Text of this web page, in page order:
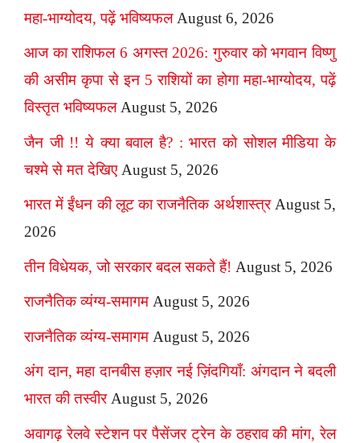
महा-भाग्योदय, पढ़ें भविष्यफल August 6, 2026
आज का राशिफल 6 अगस्त 2026: गुरुवार को भगवान विष्णु
की असीम कृपा से इन 5 राशियों का होगा महा-भाग्योदय, पढ़ें
विस्तृत भविष्यफल August 5, 2026
जैन जी !! ये क्या बवाल है? : भारत को सोशल मीडिया के
चश्मे से मत देखिए August 5, 2026
भारत में ईंधन की लूट का राजनैतिक अर्थशास्त्र August 5,
2026
तीन विधेयक, जो सरकार बदल सकते हैं! August 5, 2026
राजनैतिक व्यंग्य-समागम August 5, 2026
राजनैतिक व्यंग्य-समागम August 5, 2026
अंग दान, महा दानबीस हज़ार नई ज़िंदगियाँ: अंगदान ने बदली
भारत की तस्वीर August 5, 2026
अवागढ़ रेलवे स्टेशन पर पैसेंजर ट्रेन के ठहराव की मांग, रेल